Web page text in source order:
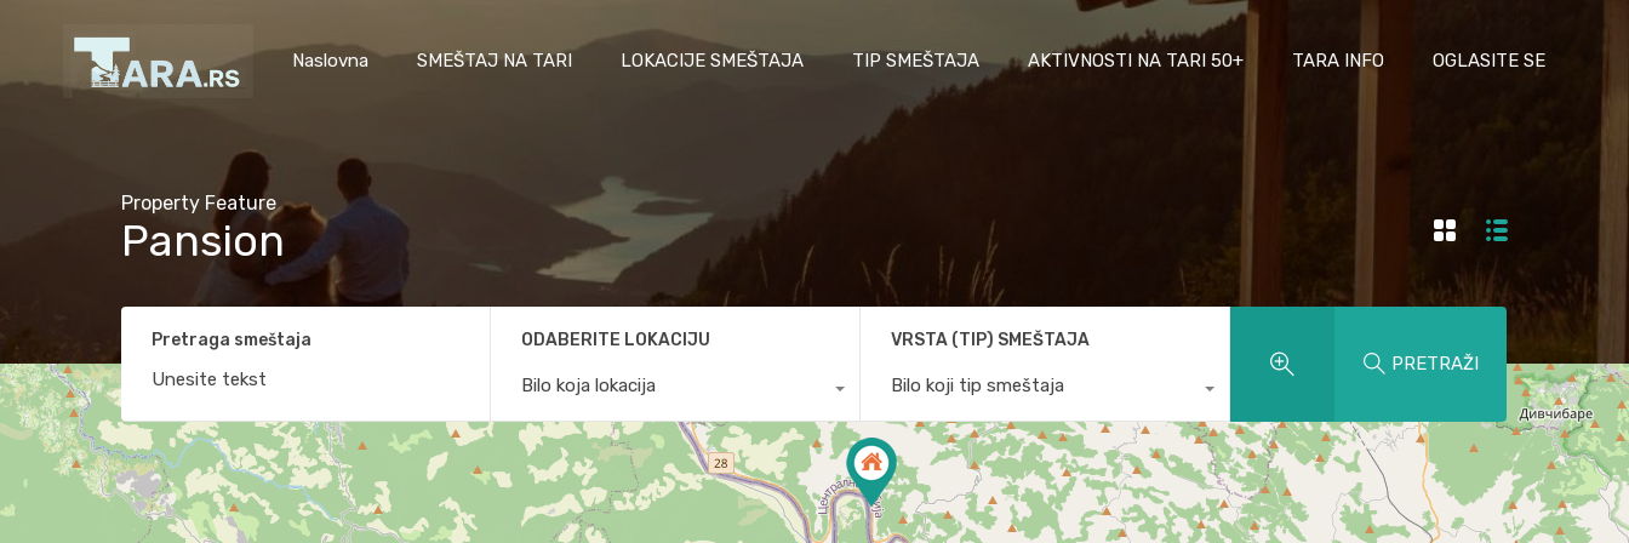
Naslovna SMEŠTAJ NA TARI LOKACIJE SMEŠTAJA TIP SMEŠTAJA AKTIVNOSTI NA TARI 50+ TARA INFO OGLASITE SE
Property Feature
Pansion
Pretraga smeštaja ODABERITE LOKACIJU
Bilo koja lokacija
VRSTA (TIP) SMEŠTAJA
Bilo koji tip smeštaja
PRETRAŽI